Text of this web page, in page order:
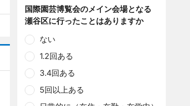
国際園芸博覧会のメイン会場となる
瀬谷区に行ったことはありますか
ない
1.2回ある
3.4回ある
5回以上ある